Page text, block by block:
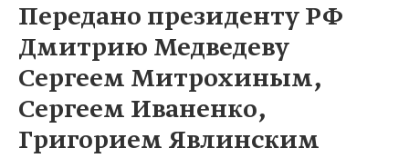
Передано президенту РФ
Дмитрию Медведеву
Сергеем Митрохиным,
Сергеем Иваненко,
Григорием Явлинским